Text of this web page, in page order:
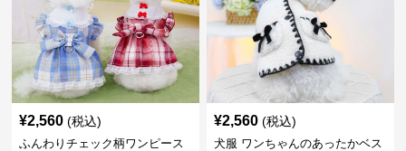
¥2,560 (税込)
ふんわりチェック柄ワンピース
¥2,560 (税込)
犬服 ワンちゃんのあったかベス